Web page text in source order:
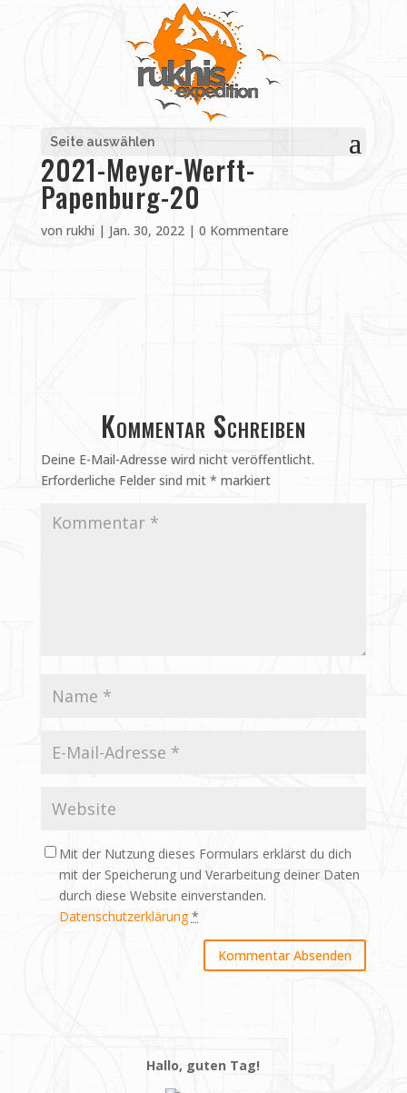
Seite auswählen
2021-Meyer-Werft-
Papenburg-20
von rukhi| Jan. 30, 2022| 0 Kommentare
Kommentar Schreiben
Deine E-Mail-Adresse wird nicht veröffentlicht.
Erforderliche Felder sind mit * markiert
Mit der Nutzung dieses Formulars erklärst du dich
mit der Speicherung und Verarbeitung deiner Daten
durch diese Website einverstanden.
Datenschutzerklärung *
Hallo, guten Tag!